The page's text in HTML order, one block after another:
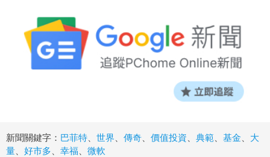
新聞關鍵字： 巴菲特 世界 傳奇 價值投資 典範 基金
大
量
好市多 幸福 微軟